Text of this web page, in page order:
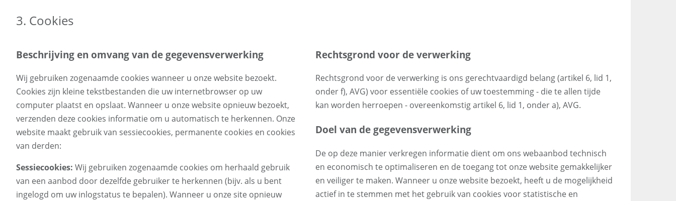
3. Cookies
Beschrijving en omvang van de gegevensverwerking
Wij gebruiken zogenaamde cookies wanneer u onze website bezoekt.
Cookies zijn kleine tekstbestanden die uw internetbrowser op uw
computer plaatst en opslaat. Wanneer u onze website opnieuw bezoekt,
verzenden deze cookies informatie om u automatisch te herkennen. Onze
website maakt gebruik van sessiecookies, permanente cookies en cookies
van derden:
Sessiecookies: Wij gebruiken zogenaamde cookies om herhaald gebruik
van een aanbod door dezelfde gebruiker te herkennen (bijv. als u bent
ingelogd om uw inlogstatus te bepalen). Wanneer u onze site opnieuw
Rechtsgrond voor de verwerking
Rechtsgrond voor de verwerking is ons gerechtvaardigd belang (artikel 6, lid 1,
onder f), AVG) voor essentiële cookies of uw toestemming - die te allen tijde
kan worden herroepen - overeenkomstig artikel 6, lid 1, onder a), AVG.
Doel van de gegevensverwerking
De op deze manier verkregen informatie dient om ons webaanbod technisch
en economisch te optimaliseren en de toegang tot onze website gemakkelijker
en veiliger te maken. Wanneer u onze website bezoekt, heeft u de mogelijkheid
actief in te stemmen met het gebruik van cookies voor statistische en